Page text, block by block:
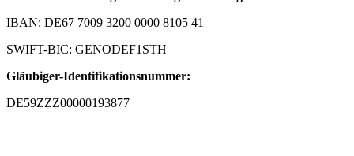
IBAN: DE67 7009 3200 0000 8105 41
SWIFT-BIC: GENODEF1STH
Gläubiger-Identifikationsnummer:
DE59ZZZ00000193877